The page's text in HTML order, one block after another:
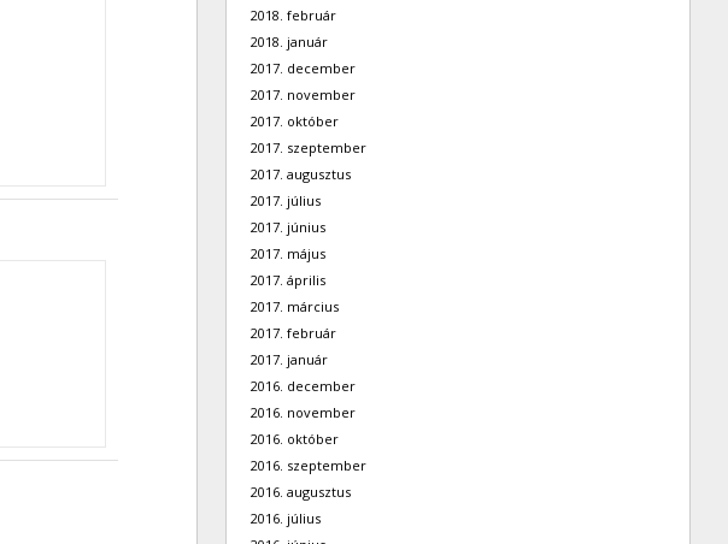
2018. február
2018. január
2017. december
2017. november
2017. október
2017. szeptember
2017. augusztus
2017. július
2017. június
2017. május
2017. április
2017. március
2017. február
2017. január
2016. december
2016. november
2016. október
2016. szeptember
2016. augusztus
2016. július